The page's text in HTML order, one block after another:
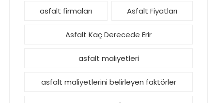
asfalt firmaları Asfalt Fiyatları
Asfalt Kaç Derecede Erir
asfalt maliyetleri
asfalt maliyetlerini belirleyen faktörler